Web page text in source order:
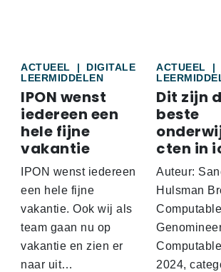
ACTUEEL |
DIGITALE
LEERMIDDELEN
IPON wenst
iedereen een
hele fijne
vakantie
IPON wenst iedereen
een hele fijne
vakantie. Ook wij als
team gaan nu op
vakantie en zien er
naar uit…
ACTUEEL
|
Dit zijn
beste
cten in
Auteur:
Hulsman
Computable
2024,